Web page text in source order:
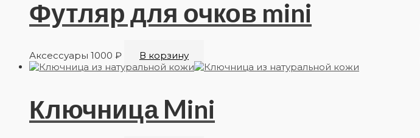
Футляр для очков mini
Аксессуары 1000 ₽ В корзину
Ключница Mini